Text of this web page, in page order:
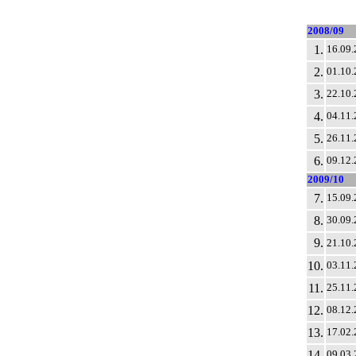
2008/09
1.
2.
3.
4.
5.
6.
2009/10
7.
8.
9.
10.
11.
12.
13.